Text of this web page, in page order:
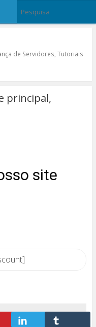
de Servidores, Tutoriais
principal,
site